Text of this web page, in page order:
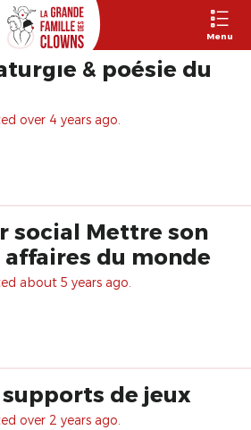
Menu
& poésie du
over 4 years ago.
social Mettre son
affaires du monde
about 5 years ago.
de jeux
over 2 years ago.